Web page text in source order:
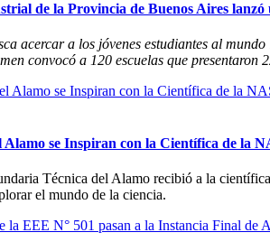
de la Provincia de Buenos Aires
acercar a los jóvenes estudiantes al
convocó a 120 escuelas que presentaron
Alamo se Inspiran con la Científica de la
Técnica del Alamo recibió a la
el mundo de la ciencia.